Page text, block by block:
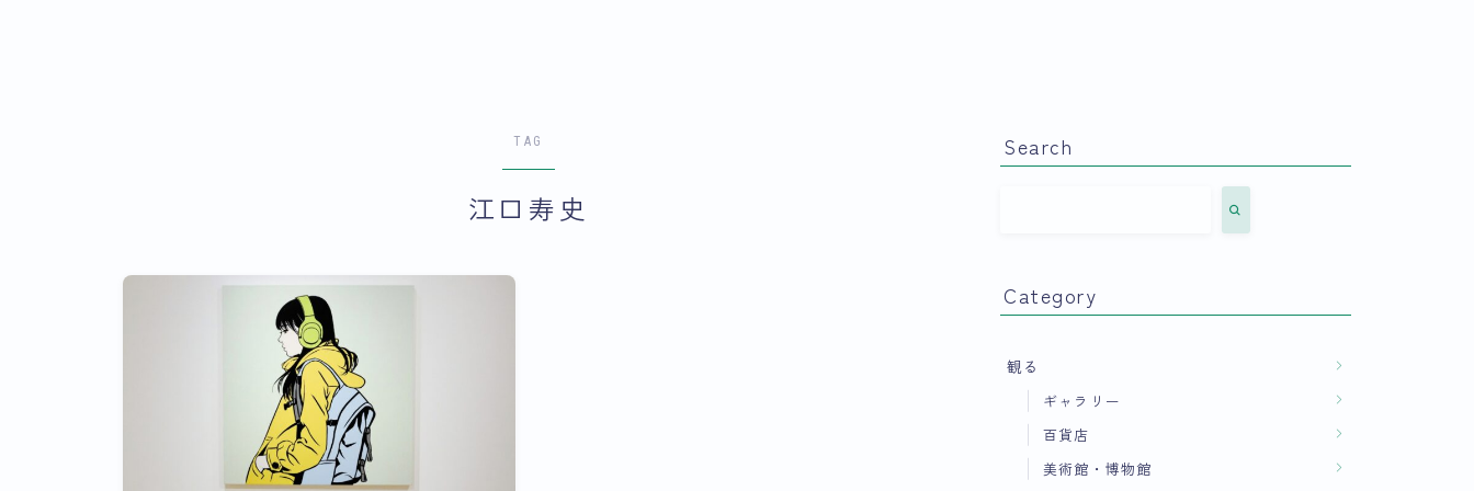
TAG
江口寿史
Search
Category
観る
ギャラリー
百貨店
美術館・博物館